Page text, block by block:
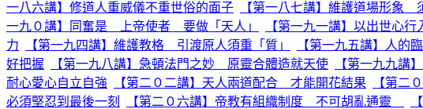
一八六講】修道人重威儀不重世俗的面子
【第一八七講】維護道場形象
一九０講】同奮是 上帝使者 要做「天人」
【第一九一講】以出世心
力
【第一九四講】維護教格 引渡原人須重「質」 【第一九五講】人的
好把握
【第一九八講】急頓法門之妙 原靈合體造就天使 【第一九九講
耐心愛心自立自強
【第二０二講】天人兩道配合 才能開花結果 【第二
必須堅忍到最後一刻
【第二０六講】帝教有組織制度 不可胡亂通靈